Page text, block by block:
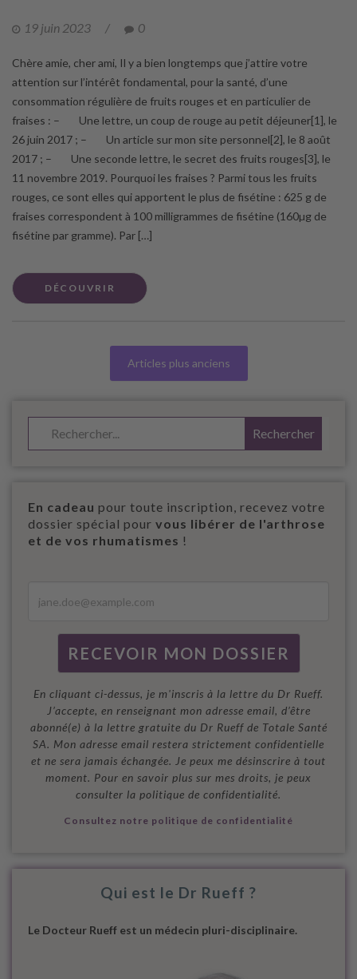
19 juin 2023 / 0
Chère amie, cher ami, Il y a bien longtemps que j’attire votre
attention sur l’intérêt fondamental, pour la santé, d’une
consommation régulière de fruits rouges et en particulier de
fraises : – Une lettre, un coup de rouge au petit déjeuner[1], le
26 juin 2017 ; – Un article sur mon site personnel[2], le 8 août
2017 ; – Une seconde lettre, le secret des fruits rouges[3], le
11 novembre 2019. Pourquoi les fraises ? Parmi tous les fruits
rouges, ce sont elles qui apportent le plus de fisétine : 625 g de
fraises correspondent à 100 milligrammes de fisétine (160µg de
fisétine par gramme). Par […]
DÉCOUVRIR
Articles plus anciens
En cadeau pour toute inscription, recevez votre
dossier spécial pour vous libérer de l'arthrose
et de vos rhumatismes !
En cliquant ci-dessus, je m'inscris à la lettre du Dr Rueff.
J’accepte, en renseignant mon adresse email, d’être
abonné(e) à la lettre gratuite du Dr Rueff de Totale Santé
SA. Mon adresse email restera strictement confidentielle
et ne sera jamais échangée. Je peux me désinscrire à tout
moment. Pour en savoir plus sur mes droits, je peux
consulter la politique de confidentialité.
Consultez notre politique de confidentialité
Qui est le Dr Rueff ?
Le Docteur Rueff est un médecin pluri-disciplinaire.